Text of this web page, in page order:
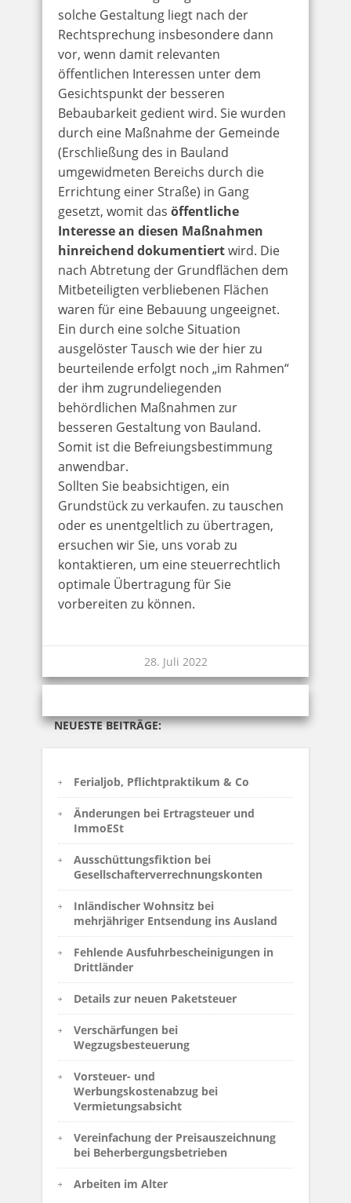
NEUESTE BEITRÄGE:
Ferialjob, Pflichtpraktikum & Co
Änderungen bei Ertragsteuer und
ImmoESt
Ausschüttungsfiktion bei
Gesellschafterverrechnungskonten
Inländischer Wohnsitz bei
mehrjähriger Entsendung ins Ausland
Fehlende Ausfuhrbescheinigungen in
Drittländer
Details zur neuen Paketsteuer
Verschärfungen bei
Wegzugsbesteuerung
Vorsteuer- und
Werbungskostenabzug bei
Vermietungsabsicht
Vereinfachung der Preisauszeichnung
bei Beherbergungsbetrieben
Arbeiten im Alter
solche Gestaltung liegt nach der
Rechtsprechung insbesondere dann
vor, wenn damit relevanten
öffentlichen Interessen unter dem
Gesichtspunkt der besseren
Bebaubarkeit gedient wird. Sie wurden
durch eine Maßnahme der Gemeinde
(Erschließung des in Bauland
umgewidmeten Bereichs durch die
Errichtung einer Straße) in Gang
gesetzt, womit das öffentliche
Interesse an diesen Maßnahmen
hinreichend dokumentiertwird. Die
nach Abtretung der Grundflächen dem
Mitbeteiligten verbliebenen Flächen
waren für eine Bebauung ungeeignet.
Ein durch eine solche Situation
ausgelöster Tausch wie der hier zu
beurteilende erfolgt noch „im Rahmen“
der ihm zugrundeliegenden
behördlichen Maßnahmen zur
besseren Gestaltung von Bauland.
Somit ist die Befreiungsbestimmung
anwendbar.
Sollten Sie beabsichtigen, ein
Grundstück zu verkaufen. zu tauschen
oder es unentgeltlich zu übertragen,
ersuchen wir Sie, uns vorab zu
kontaktieren, um eine steuerrechtlich
optimale Übertragung für Sie
vorbereiten zu können.
28. Juli 2022